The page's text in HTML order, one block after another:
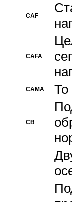
CAF
CAFA
CAMA То
CB